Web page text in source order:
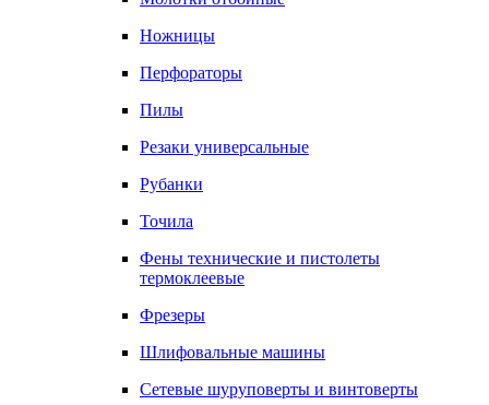
Ножницы
Перфораторы
Пилы
Резаки универсальные
Рубанки
Точила
Фены технические и пистолеты
термоклеевые
Фрезеры
Шлифовальные машины
Сетевые шуруповерты и винтоверты